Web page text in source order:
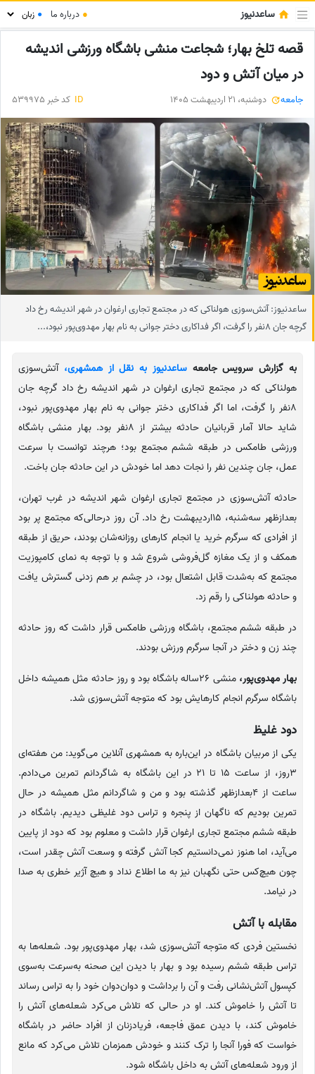
ساعدنیوز ● درباره ما ●
قصه تلخ بهار؛ شجاعت منشی باشگاه ورزشی اندیشه
در میان آتش و دود
جامعه دوشنبه، 21 اردیبهشت 1405 ID کد خبر 539975
ساعدنیوز: آتش‌سوزی هولناکی که در مجتمع تجاری ارغوان در شهر اندیشه رخ داد
گرچه جان 8نفر را گرفت، اگر فداکاری دختر جوانی به نام بهار مهدوی‌پور نبود،...
به گزارش سرویس جامعهساعدنیوز به نقل از همشهری، آتش‌سوزی
هولناکی که در مجتمع تجاری ارغوان در شهر اندیشه رخ داد گرچه جان
8نفر را گرفت، اما اگر فداکاری دختر جوانی به نام بهار مهدوی‌پور نبود،
شاید حالا آمار قربانیان حادثه بیشتر از 8نفر بود. بهار منشی باشگاه
ورزشی طامکس در طبقه ششم مجتمع بود؛ هرچند توانست با سرعت
عمل، جان چندین نفر را نجات دهد اما خودش در این حادثه جان باخت.
حادثه آتش‌سوزی در مجتمع تجاری ارغوان شهر اندیشه در غرب تهران،
بعدازظهر سه‌شنبه، 15اردیبهشت رخ داد. آن روز درحالی‌که مجتمع پر بود
از افرادی که سرگرم خرید یا انجام کارهای روزانه‌شان بودند، حریق از طبقه
همکف و از یک مغازه گل‌فروشی شروع شد و با توجه به نمای کامپوزیت
مجتمع که به‌شدت قابل اشتعال بود، در چشم بر هم زدنی گسترش یافت
و حادثه هولناکی را رقم زد.
در طبقه ششم مجتمع، باشگاه ورزشی طامکس قرار داشت که روز حادثه
چند زن و دختر در آنجا سرگرم ورزش بودند.
بهار مهدوی‌پور،
منشی 26ساله باشگاه بود و روز حادثه مثل همیشه داخل
باشگاه سرگرم انجام کارهایش بود که متوجه آتش‌سوزی شد.
دود غلیظ
یکی از مربیان باشگاه در این‌باره به همشهری آنلاین می‌گوید: من هفته‌ای
3روز، از ساعت 15 تا 21 در این باشگاه به شاگردانم تمرین می‌دادم.
ساعت از 4بعدازظهر گذشته بود و من و شاگردانم مثل همیشه در حال
تمرین بودیم که ناگهان از پنجره و تراس دود غلیظی دیدیم. باشگاه در
طبقه ششم مجتمع تجاری ارغوان قرار داشت و معلوم بود که دود از پایین
می‌آید، اما هنوز نمی‌دانستیم کجا آتش گرفته و وسعت آتش چقدر است،
چون هیچ‌کس حتی نگهبان نیز به ما اطلاع نداد و هیچ آژیر خطری به صدا
در نیامد.
مقابله با آتش
نخستین فردی که متوجه آتش‌سوزی شد، بهار مهدوی‌پور بود. شعله‌ها به
تراس طبقه ششم رسیده بود و بهار با دیدن این صحنه به‌سرعت به‌سوی
کپسول آتش‌نشانی رفت و آن را برداشت و دوان‌دوان خود را به تراس رساند
تا آتش را خاموش کند. او در حالی که تلاش می‌کرد شعله‌های آتش‌ را
خاموش کند، با دیدن عمق فاجعه، فریادزنان از افراد حاضر در باشگاه
خواست که فورا آنجا را ترک کنند و خودش همزمان تلاش می‌کرد که مانع
از ورود شعله‌های آتش به داخل باشگاه شود.